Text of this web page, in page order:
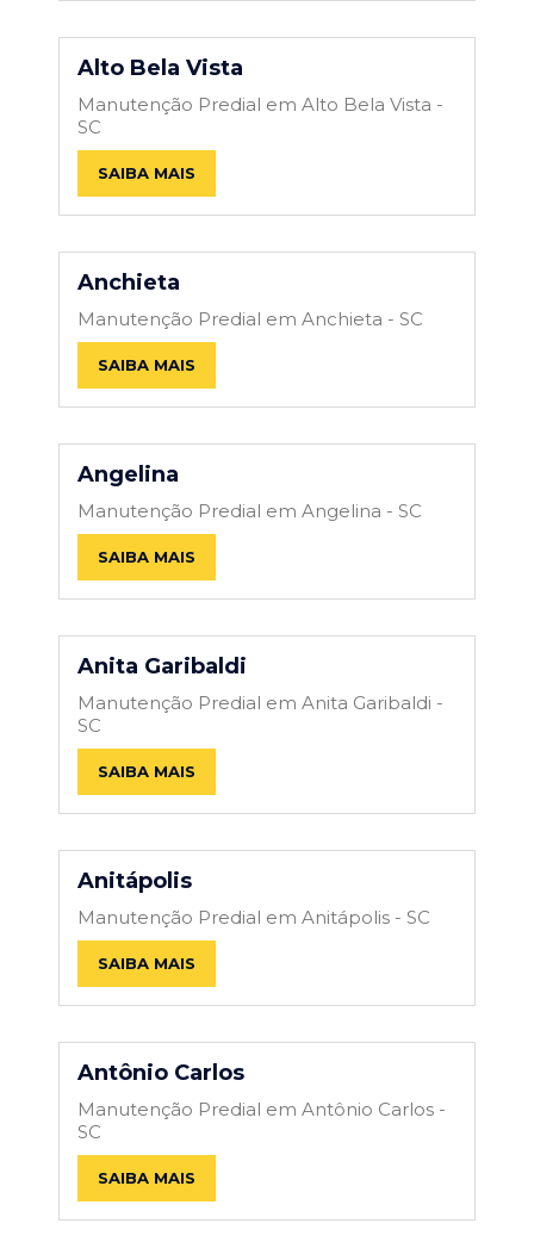
Alto Bela Vista
Manutenção Predial em Alto Bela Vista -
SC
SAIBA MAIS
Anchieta
Manutenção Predial em Anchieta - SC
SAIBA MAIS
Angelina
Manutenção Predial em Angelina - SC
SAIBA MAIS
Anita Garibaldi
Manutenção Predial em Anita Garibaldi -
SC
SAIBA MAIS
Anitápolis
Manutenção Predial em Anitápolis - SC
SAIBA MAIS
Antônio Carlos
Manutenção Predial em Antônio Carlos -
SC
SAIBA MAIS